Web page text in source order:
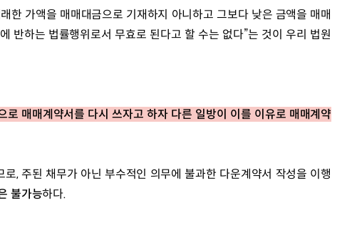
한 가액을 매매대금으로 기재하지 아니하고 그보다 낮은 금액을 매매
반하는 법률행위로서 무효로 된다고 할 수는 없다”는 것이 우리 법원
매매계약서를 다시 쓰자고 하자 다른 일방이 이를 이유로 매매계약
, 주된 채무가 아닌 부수적인 의무에 불과한 다운계약서 작성을 이행
불가능하다.